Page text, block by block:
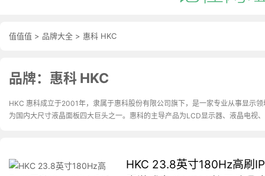
值值值 > 品牌大全 > 惠科 HKC
品牌：惠科 HKC
HKC 惠科成立于2001年，隶属于惠科股份有限公司旗下，是一家专业从事显示
为国内大尺寸液晶面板四大巨头之一。惠科的主导产品为LCD显示器、液晶电视
HKC 23.8英寸180Hz高刷